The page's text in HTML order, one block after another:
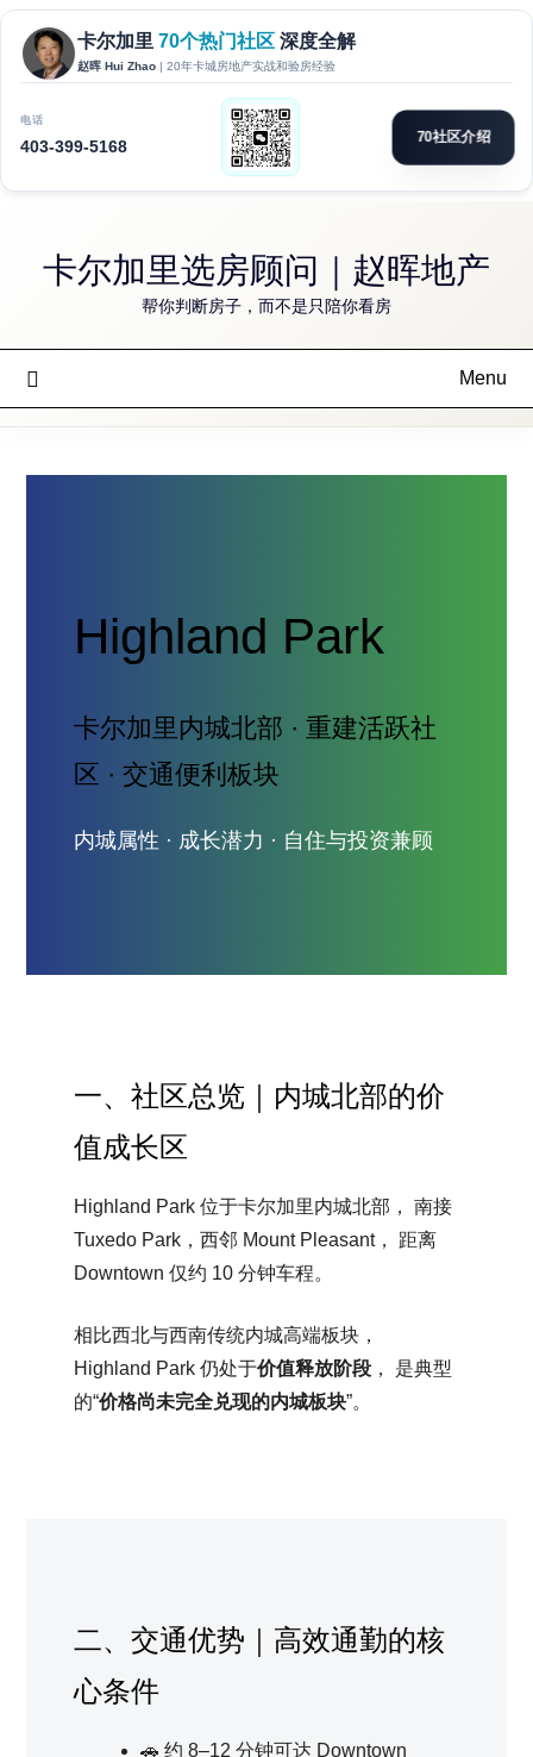
content卡尔加里选房顾问｜赵晖地产
帮你判断房子，而不是只陪你看房
Menu
Highland Park
卡尔加里内城北部 · 重建活跃社
区 · 交通便利板块
内城属性 · 成长潜力 · 自住与投资兼顾
一、社区总览｜内城北部的价
值成长区
Highland Park 位于卡尔加里内城北部， 南接
Tuxedo Park，西邻 Mount Pleasant， 距离
Downtown 仅约 10 分钟车程。
相比西北与西南传统内城高端板块，
Highland Park 仍处于价值释放阶段 ， 是典型
的“价格尚未完全兑现的内城板块”。
二、交通优势｜高效通勤的核
心条件
🚗 约 8–12 分钟可达 Downtown